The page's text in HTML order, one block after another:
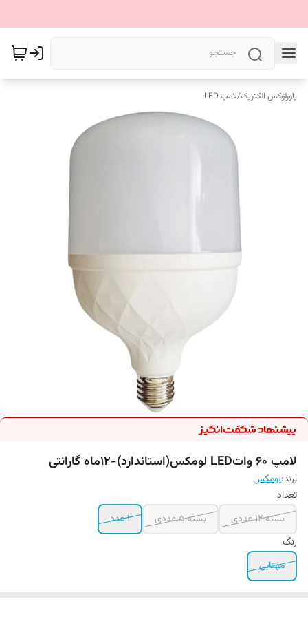
پاورلوکس الکتریک/لامپ LED
لامپ 60 واتLED لومکس(استاندارد)-۱۲ماه گارانتی
برند:لومکس
تعداد
بسته 12 عددی
بسته ۵ عددی
۱ عدد
رنگ
مهتابی